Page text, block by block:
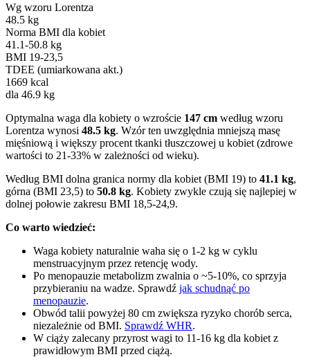
Wg wzoru Lorentza
48.5 kg
Norma BMI dla kobiet
41.1-50.8 kg
BMI 19-23,5
TDEE (umiarkowana akt.)
1669 kcal
dla 46.9 kg
Optymalna waga dla kobiety o wzroście 147 cm według wzoru
Lorentza wynosi 48.5 kg. Wzór ten uwzględnia mniejszą masę
mięśniową i większy procent tkanki tłuszczowej u kobiet (zdrowe
wartości to 21-33% w zależności od wieku).
Według BMI dolna granica normy dla kobiet (BMI 19) to 41.1 kg,
górna (BMI 23,5) to 50.8 kg. Kobiety zwykle czują się najlepiej w
dolnej połowie zakresu BMI 18,5-24,9.
Co warto wiedzieć:
Waga kobiety naturalnie waha się o 1-2 kg w cyklu
menstruacyjnym przez retencję wody.
Po menopauzie metabolizm zwalnia o ~5-10%, co sprzyja
przybieraniu na wadze. Sprawdź jak schudnąć po
menopauzie.
Obwód talii powyżej 80 cm zwiększa ryzyko chorób serca,
niezależnie od BMI. Sprawdź WHR.
W ciąży zalecany przyrost wagi to 11-16 kg dla kobiet z
prawidłowym BMI przed ciążą.